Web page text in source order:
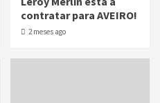
contratar para AVEIRO!
2 meses ago